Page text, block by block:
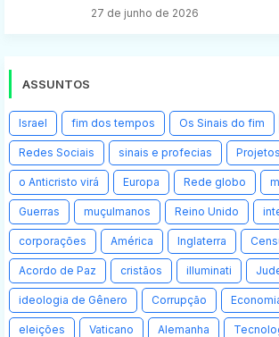
27 de junho de 2026
ASSUNTOS
Israel fim dos tempos Os Sinais do fim
Redes Sociais sinais e profecias
o Anticristo virá Europa Rede globo
Guerras muçulmanos Reino Unido
corporações América Inglaterra
Acordo de Paz cristãos illuminati
ideologia de Gênero Corrupção
eleições Vaticano Alemanha